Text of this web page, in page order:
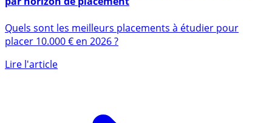
par horizon de placement
placer 10.000 € en 2026 ?